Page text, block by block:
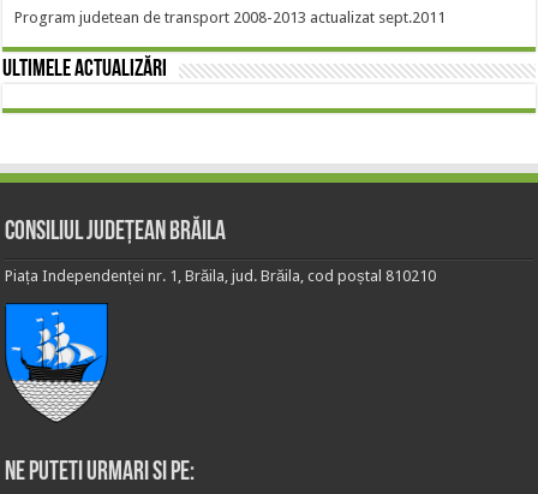
Program judetean de transport 2008-2013 actualizat sept.2011
Ultimele actualizări
Consiliul Județean Brăila
Piața Independenței nr. 1, Brăila, jud. Brăila, cod poștal 810210
Ne puteti urmari si pe: